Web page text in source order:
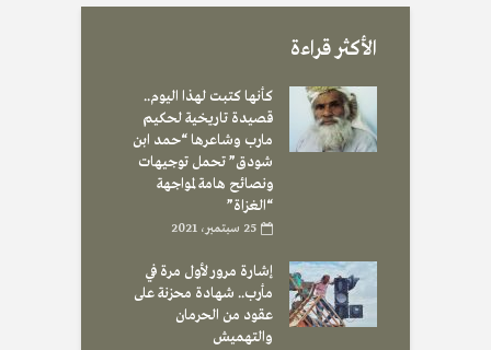
الأكثر قراءة
كأنها كتبت لهذا اليوم..
قصيدة تاريخية لحكيم
مارب وشاعرها “حمد ابن
شودق” تحمل توجيهات
ونصائح هامة لمواجهة
“الغزاة”
25 سبتمبر، 2021
إشارة مرور لأول مرة في
مأرب.. شهادة محزنة على
عقود من الحرمان
والتهميش